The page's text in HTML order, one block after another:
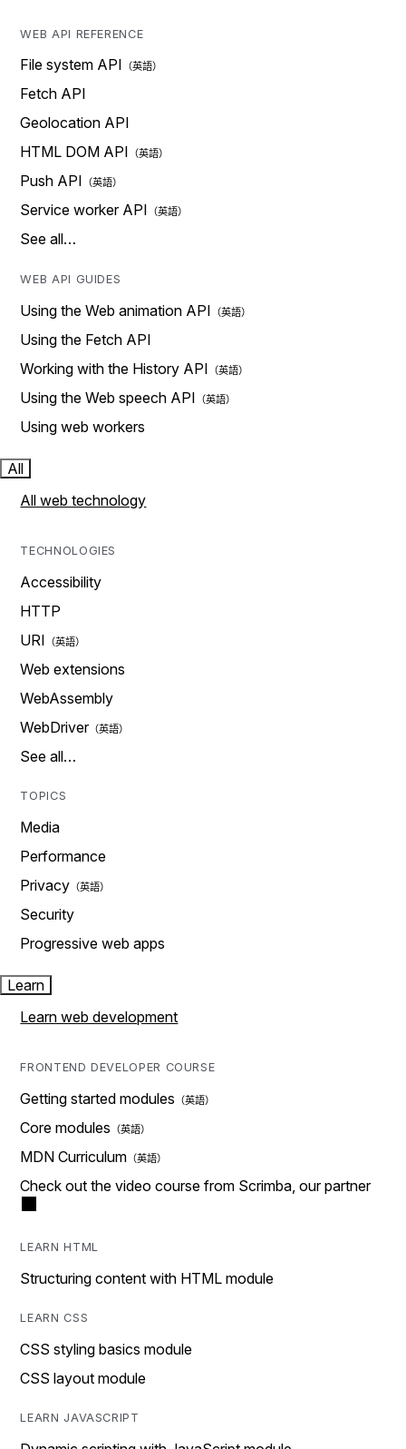
WEB API REFERENCE
File system API
Fetch API
Geolocation API
HTML DOM API
Push API
Service worker API
See all…
WEB API GUIDES
Using the Web animation API
Using the Fetch API
Working with the History API
Using the Web speech API
Using web workers
All
All web technology
TECHNOLOGIES
Accessibility
HTTP
URI
Web extensions
WebAssembly
WebDriver
See all…
TOPICS
Media
Performance
Privacy
Security
Progressive web apps
Learn
Learn web development
FRONTEND DEVELOPER COURSE
Getting started modules
Core modules
MDN Curriculum
Check out the video course from Scrimba, our partner
LEARN HTML
Structuring content with HTML module
LEARN CSS
CSS styling basics module
CSS layout module
LEARN JAVASCRIPT